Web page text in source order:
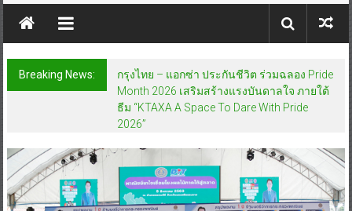
Breaking News:
วิริยะประกันภัย เดินหน้ากิจกรรม “สร้างเครือ
ข่ายจิตอาสา รักษ์ช้างป่าภาคตะวันออก” ครั้งที่